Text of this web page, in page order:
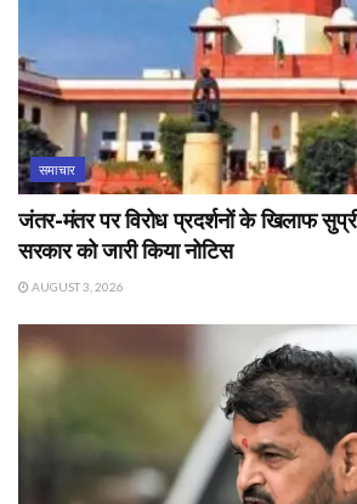
समाचार
जंतर-मंतर पर विरोध प्रदर्शनों के खिलाफ
सरकार को जारी किया नोटिस
AUGUST 3, 2026